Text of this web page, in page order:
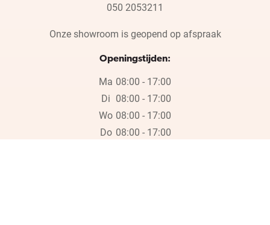
050 2053211
Onze showroom is geopend op afspraak
Openingstijden:
Ma 08:00 - 17:00
Di 08:00 - 17:00
Wo 08:00 - 17:00
Do 08:00 - 17:00